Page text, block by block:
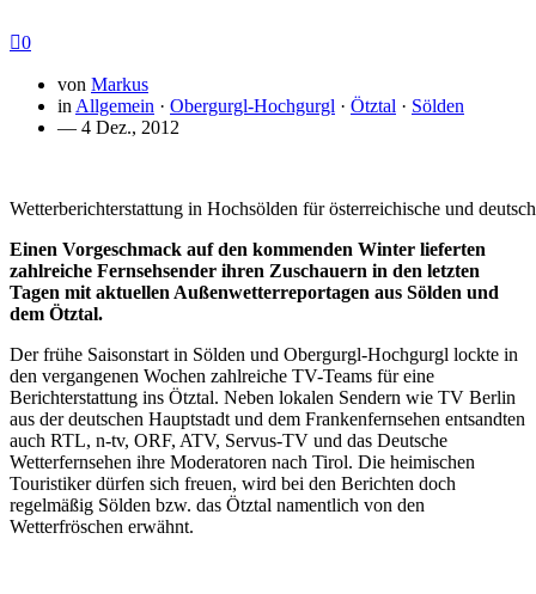
0
von Markus
in Allgemein · Obergurgl-Hochgurgl · Ötztal · Sölden
— 4 Dez., 2012
Wetterberichterstattung in Hochsölden für österreichische und
Einen Vorgeschmack auf den kommenden Winter lieferten
zahlreiche Fernsehsender ihren Zuschauern in den letzten
Tagen mit aktuellen Außenwetterreportagen aus Sölden und
dem Ötztal.
Der frühe Saisonstart in Sölden und Obergurgl-Hochgurgl lockte in
den vergangenen Wochen zahlreiche TV-Teams für eine
Berichterstattung ins Ötztal. Neben lokalen Sendern wie TV Berlin
aus der deutschen Hauptstadt und dem Frankenfernsehen entsandten
auch RTL, n-tv, ORF, ATV, Servus-TV und das Deutsche
Wetterfernsehen ihre Moderatoren nach Tirol. Die heimischen
Touristiker dürfen sich freuen, wird bei den Berichten doch
regelmäßig Sölden bzw. das Ötztal namentlich von den
Wetterfröschen erwähnt.